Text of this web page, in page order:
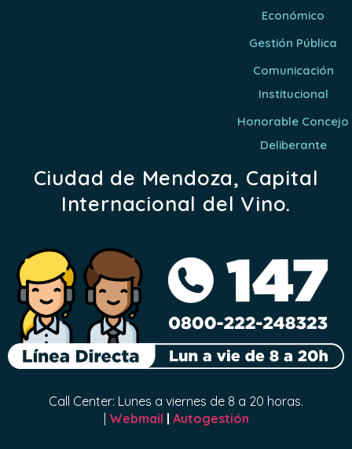
Económico
Gestión Pública
Comunicación
Institucional
Honorable Concejo
Deliberante
Ciudad de Mendoza, Capital
Internacional del Vino.
Call Center: Lunes a viernes de 8 a 20 horas.
| Webmail | Autogestión